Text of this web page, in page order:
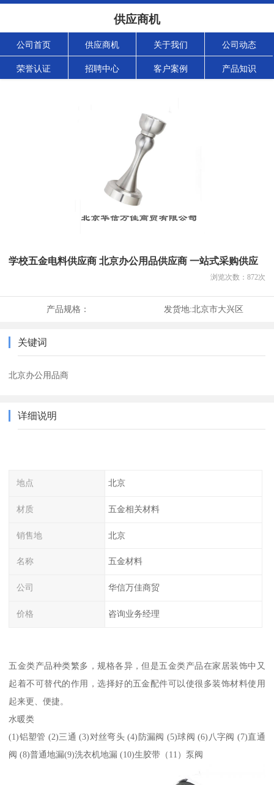
供应商机
公司首页 供应商机 关于我们 公司动态
荣誉认证 招聘中心 客户案例 产品知识
学校五金电料供应商 北京办公用品供应商 一站式采购供应
浏览次数： 872次
产品规格： 发货地:北京市大兴区
关键词
北京办公用品商
详细说明
地点 北京
材质 五金相关材料
销售地 北京
名称 五金材料
公司 华信万佳商贸
价格 咨询业务经理
五金类产品种类繁多，规格各异，但是五金类产品在家居装饰中又
起着不可替代的作用，选择好的五金配件可以使很多装饰材料使用
起来更、便捷。
水暖类
(1)铝塑管 (2)三通 (3)对丝弯头 (4)防漏阀 (5)球阀 (6)八字阀 (7)直通
阀 (8)普通地漏(9)洗衣机地漏 (10)生胶带（11）泵阀